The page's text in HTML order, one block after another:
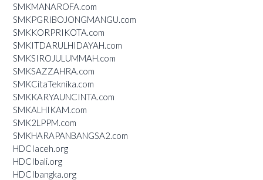
SMKMANAROFA.com
SMKPGRIBOJONGMANGU.com
SMKKORPRIKOTA.com
SMKITDARULHIDAYAH.com
SMKSIROJULUMMAH.com
SMKSAZZAHRA.com
SMKCitaTeknika.com
SMKKARYAUNCINTA.com
SMKALHIKAM.com
SMK2LPPM.com
SMKHARAPANBANGSA2.com
HDCIaceh.org
HDCIbali.org
HDCIbangka.org